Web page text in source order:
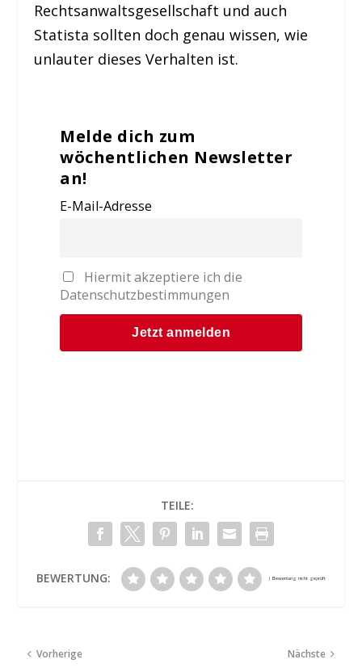
Rechtsanwaltsgesellschaft und auch
Statista sollten doch genau wissen, wie
unlauter dieses Verhalten ist.
Melde dich zum
wöchentlichen Newsletter
an!
E-Mail-Adresse
Hiermit akzeptiere ich die
Datenschutzbestimmungen
TEILE:
BEWERTUNG:
Vorherige Nächste